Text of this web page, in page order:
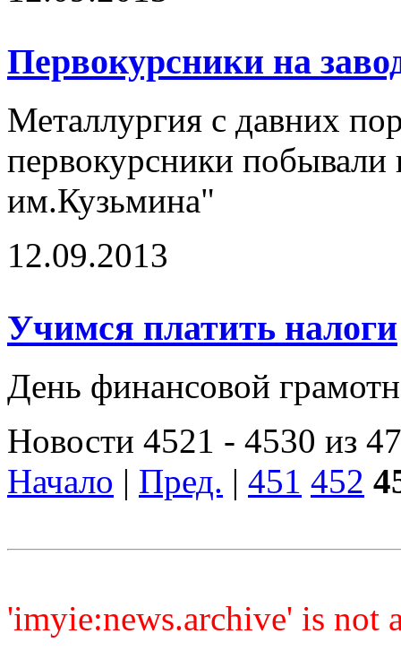
Первокурсники на
Металлургия с давних
первокурсники
им.Кузьмина"
12.09.2013
Учимся платить налоги
День финансовой
Новости 4521 - 4530 из
Начало | Пред. | 451 452
'imyie:news.archive' is not